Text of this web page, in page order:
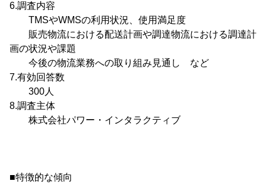
6.調査内容
TMSやWMSの利用状況、使用満足度
販売物流における配送計画や調達物流における調達計
画の状況や課題
今後の物流業務への取り組み見通し など
7.有効回答数
300人
8.調査主体
株式会社パワー・インタラクティブ
■特徴的な傾向